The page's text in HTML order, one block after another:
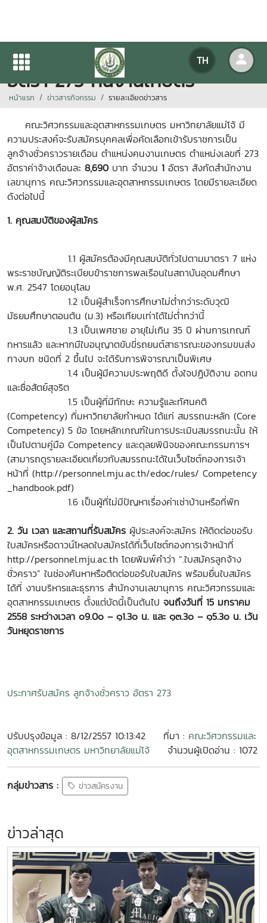
TH
ประกาศรับสมัคร ลูกจ้างชั่วคราว
อัตรา 273 คนงานเกษตร
หน้าแรก ข่าวสารกิจกรรม รายละเอียดข่าวสาร
คณะวิศวกรรมและอุตสาหกรรมเกษตร มหาวิทยาลัยแม่โจ้ มี
ความประสงค์จะรับสมัครบุคคลเพื่อคัดเลือกเข้ารับราชการเป็น
ลูกจ้างชั่วคราวรายเดือน ตำแหน่งคนงานเกษตร ตำแหน่งเลขที่ 273
อัตราค่าจ้างเดือนละ 8,690บาท จำนวน 1 อัตรา สังกัดสำนักงาน
เลขานุการ คณะวิศวกรรมและอุตสาหกรรมเกษตร โดยมีรายละเอียด
ดังต่อไปนี้
1. คุณสมบัติของผู้สมัคร
1.1 ผู้สมัครต้องมีคุณสมบัติทั่วไปตามมาตรา 7 แห่ง
พระราชบัญญัติระเบียบข้าราชการพลเรือนในสถาบันอุดมศึกษา
พ.ศ. 2547 โดยอนุโลม
1.2 เป็นผู้สำเร็จการศึกษาไม่ต่ำกว่าระดับวุฒิ
มัธยมศึกษาตอนต้น (ม.3) หรือเทียบเท่าได้ไม่ต่ำกว่านี้
1.3 เป็นเพศชาย อายุไม่เกิน 35 ปี ผ่านการเกณฑ์
ทหารแล้ว และหากมีใบอนุญาตขับขี่รถยนต์สาธารณะของกรมขนส่ง
ทางบก ชนิดที่ 2 ขึ้นไป จะได้รับการพิจารณาเป็นพิเศษ
1.4 เป็นผู้มีความประพฤติดี ตั้งใจปฏิบัติงาน อดทน
และซื่อสัตย์สุจริต
1.5 เป็นผู้ที่มีทักษะ ความรู้และทัศนคติ
(Competency) ที่มหาวิทยาลัยกำหนด ได้แก่ สมรรถนะหลัก (Core
Competency) 5 ข้อ โดยหลักเกณฑ์ในการประเมินสมรรถนะนั้น ให้
เป็นไปตามคู่มือ Competency และดุลยพินิจของคณะกรรมการฯ
(สามารถดูรายละเอียดเกี่ยวกับสมรรถนะได้ในเว็บไซต์กองการเจ้า
หน้าที่ (http://personnel.mju.ac.th/edoc/rules/ Competency
_handbook.pdf)
1.6 เป็นผู้ที่ไม่มีปัญหาเรื่องค่าเช่าบ้านหรือที่พัก
2. วัน เวลา และสถานที่รับสมัคร ผู้ประสงค์จะสมัคร ให้ติดต่อขอรับ
ใบสมัครหรือดาวน์โหลดใบสมัครได้ที่เว็บไซต์กองการเจ้าหน้าที่
http://personnel.mju.ac.th โดยพิมพ์คำว่า “.ใบสมัครลูกจ้าง
ชั่วคราว” ในช่องค้นหาหรือติดต่อขอรับใบสมัคร พร้อมยื่นใบสมัคร
ได้ที่ งานบริหารและธุรการ สำนักงานเลขานุการ คณะวิศวกรรมและ
อุตสาหกรรมเกษตร ตั้งแต่บัดนี้เป็นต้นไป จนถึงวันที่ 15 มกราคม
2558 ระหว่างเวลา ๐9.0๐ – ๑1.3๐ น. และ ๑๓.3๐ – ๑5.3๐ น. เว้น
วันหยุดราชการ
ประกาศรับสมัคร ลูกจ้างชั่วคราว อัตรา 273
ปรับปรุงข้อมูล : 8/12/2557 10:13:42 ที่มา : คณะวิศวกรรมและ
อุตสาหกรรมเกษตร มหาวิทยาลัยแม่โจ้
จำนวนผู้เปิดอ่าน : 1072
กลุ่มข่าวสาร : ข่าวสมัครงาน
ข่าวล่าสุด